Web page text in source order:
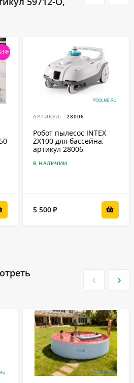
АРТИКУЛ: 28006
Робот пылесос INTEX
ZX100 для бассейна,
артикул 28006
В НАЛИЧИИ
5 500₽